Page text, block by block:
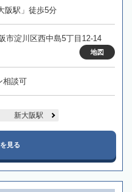
阪駅」徒歩5分
市淀川区西中島5丁目12-14
地図
相談可
新大阪駅
見る